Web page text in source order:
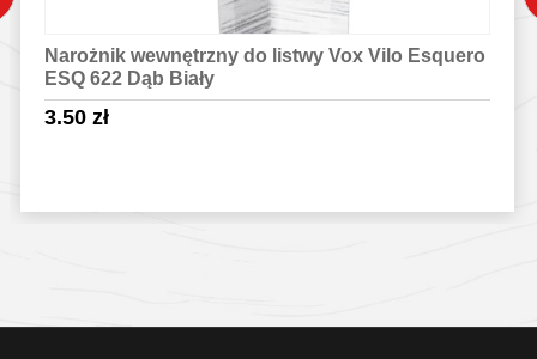
Narożnik wewnętrzny do listwy Vox Vilo Esquero
ESQ 622 Dąb Biały
3.50 zł